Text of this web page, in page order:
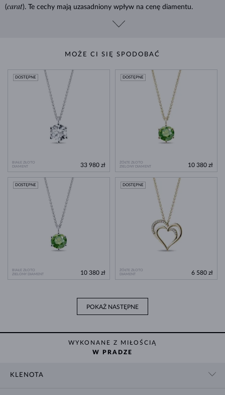
(carat). Te cechy mają uzasadniony wpływ na cenę diamentu.
MOŻE CI SIĘ SPODOBAĆ
BIAŁE ZŁOTO
DIAMENT
DOSTĘPNE
33 980 zł
ŻÓŁTE ZŁOTO
ZIELONY DIAMENT
DOSTĘPNE
10 380 zł
BIAŁE ZŁOTO
ZIELONY DIAMENT
DOSTĘPNE
10 380 zł
ŻÓŁTE ZŁOTO
DIAMENT
DOSTĘPNE
6 580 zł
POKAŻ NASTĘPNE
WYKONANE Z MIŁOŚCIĄ
W PRADZE
KLENOTA